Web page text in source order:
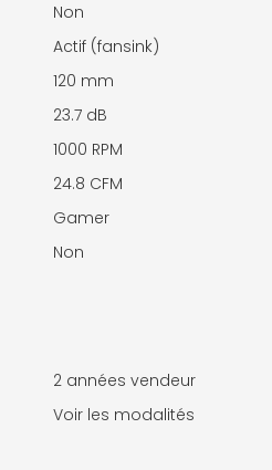
Non
Actif (fansink)
120 mm
23.7 dB
1000 RPM
24.8 CFM
Gamer
Non
2 années vendeur
Voir les modalités